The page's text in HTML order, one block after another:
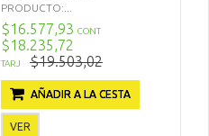
PRODUCTO:...
$16.577,93 CONT
$18.235,72
TARJ $19.503,02
AÑADIR A LA CESTA
VER